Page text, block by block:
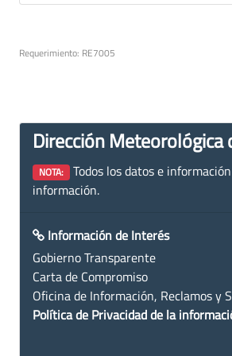
Requerimiento: RE7005
Dirección Meteorológica
NOTA: Todos los datos e
información.
Información de Interés
Gobierno Transparente
Carta de Compromiso
Oficina de Información, Reclamos y
Política de Privacidad de la